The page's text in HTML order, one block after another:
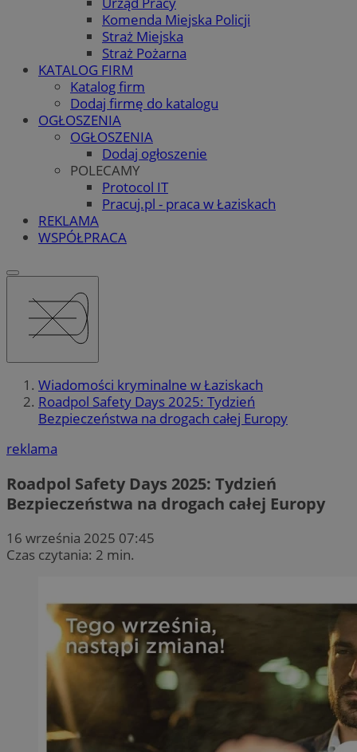
Komenda Miejska Policji
Straż Miejska
Straż Pożarna
KATALOG FIRM
Katalog firm
Dodaj firmę do katalogu
OGŁOSZENIA
OGŁOSZENIA
Dodaj ogłoszenie
POLECAMY
Protocol IT
Pracuj.pl - praca w Łaziskach
REKLAMA
WSPÓŁPRACA
Wiadomości kryminalne w Łaziskach
Roadpol Safety Days 2025: Tydzień
Bezpieczeństwa na drogach całej Europy
reklama
Roadpol Safety Days 2025: Tydzień
Bezpieczeństwa na drogach całej Europy
16 września 2025 07:45
Czas czytania: 2 min.